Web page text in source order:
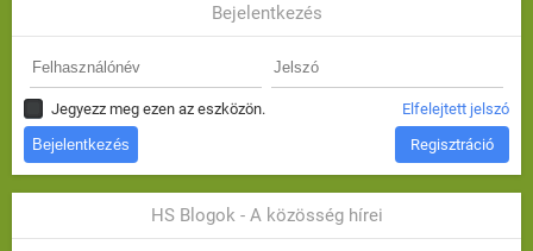
Bejelentkezés
Jegyezz meg ezen az eszközön. Elfelejtett jelszó
Regisztráció
HS Blogok - A közösség hírei